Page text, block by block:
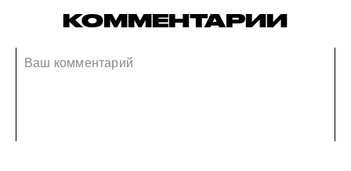
КОММЕНТАРИИ